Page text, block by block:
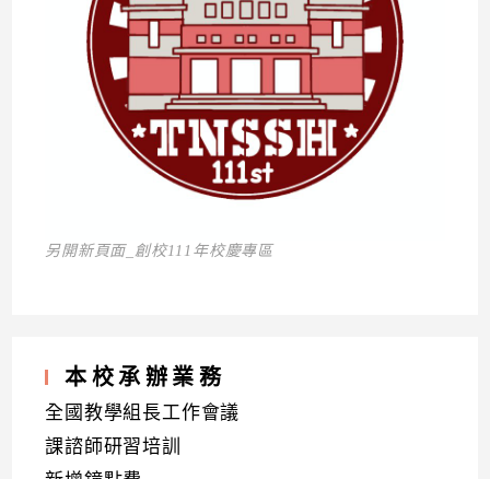
另開新頁面_創校111年校慶專區
本校承辦業務
全國教學組長工作會議
課諮師研習培訓